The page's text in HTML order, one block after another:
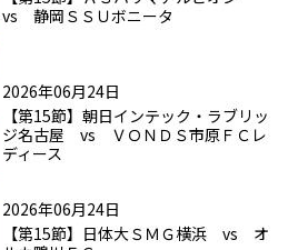
vs 静岡ＳＳＵボニータ
2026年06月24日
【第15節】朝日インテック・ラブリッ
ジ名古屋 vs ＶＯＮＤＳ市原ＦＣレ
ディース
2026年06月24日
【第15節】日体大ＳＭＧ横浜 vs オ